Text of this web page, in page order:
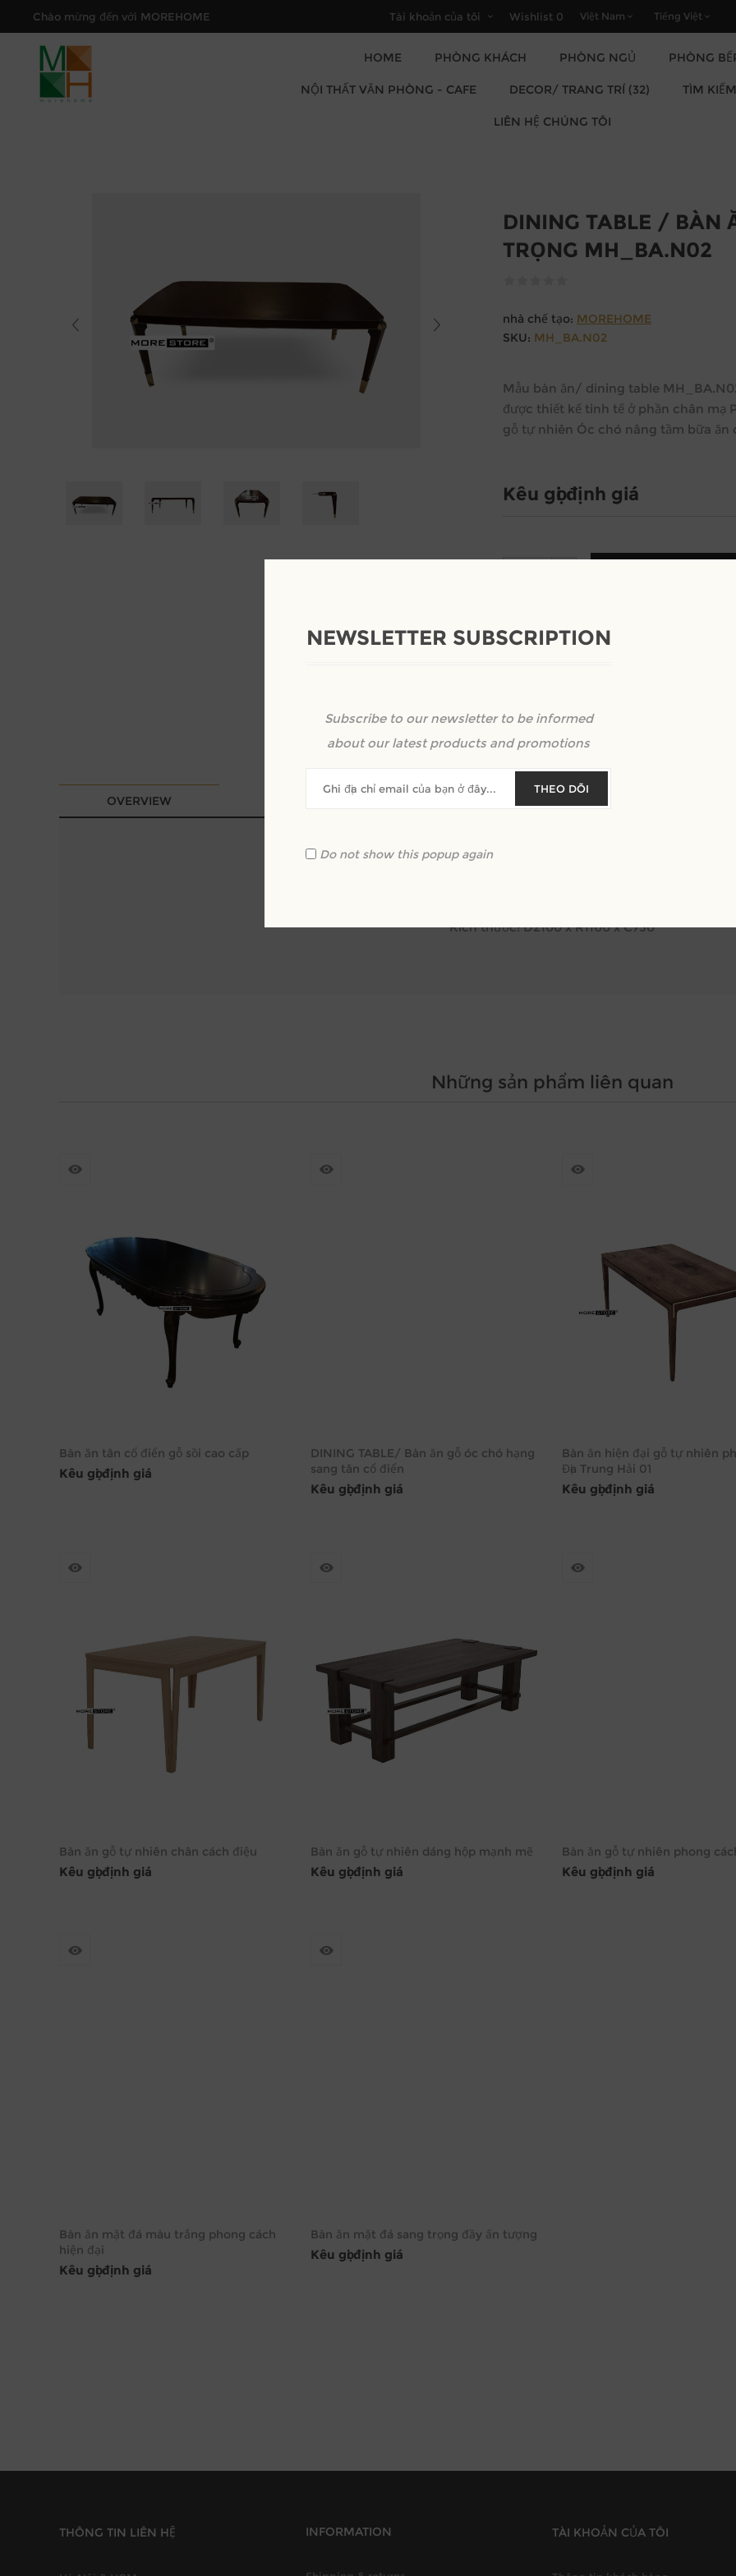
Chào mừng đến với MOREHOME Tài khoản của tôi Wishlist 0
HOME PHÒNG KHÁCH PHÒNG NGỦ PHÒNG
NỘI THẤT VĂN PHÒNG - CAFE DECOR/ TRANG TRÍ (32) TÌM KIẾM
LIÊN HỆ CHÚNG TÔI
DINING TABLE / BÀN
TRỌNG MH_BA.N02
nhà chế tạo: MOREHOME
SKU: MH_BA.N02
Mẫu bàn ăn/ dining table
được thiết kế tinh tế ở phần chân mạ
gỗ tự nhiên Óc chó nâng tầm bữa ăn
Kêu gọi định giá
OVERVIEW
Kích thước: D2100 x R1100 x C750
Những sản phẩm liên quan
Bàn ăn tân cổ điển gỗ sồi cao cấp
Kêu gọi định giá
DINING TABLE/ Bàn ăn gỗ óc chó hạng
sang tân cổ điển
Kêu gọi định giá
Bàn ăn hiện đại gỗ tự nhiên
Địa Trung Hải 01
Kêu gọi định giá
Bàn ăn gỗ tự nhiên chân cách điệu
Kêu gọi định giá
Bàn ăn gỗ tự nhiên dáng hộp mạnh mẽ
Kêu gọi định giá
Bàn ăn gỗ tự nhiên phong
Kêu gọi định giá
Bàn ăn mặt đá màu trắng phong cách
hiện đại
Kêu gọi định giá
Bàn ăn mặt đá sang trọng đầy ấn tượng
Kêu gọi định giá
THÔNG TIN LIÊN HỆ INFORMATION TÀI KHOẢN CỦA TÔI
NEWSLETTER SUBSCRIPTION
Subscribe to our newsletter to be informed
about our latest products and promotions
THEO DÕI
Do not show this popup again